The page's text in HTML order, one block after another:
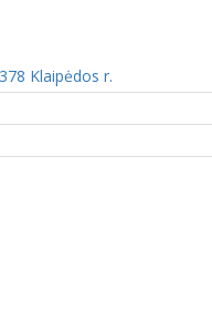
Klaipėdos r.